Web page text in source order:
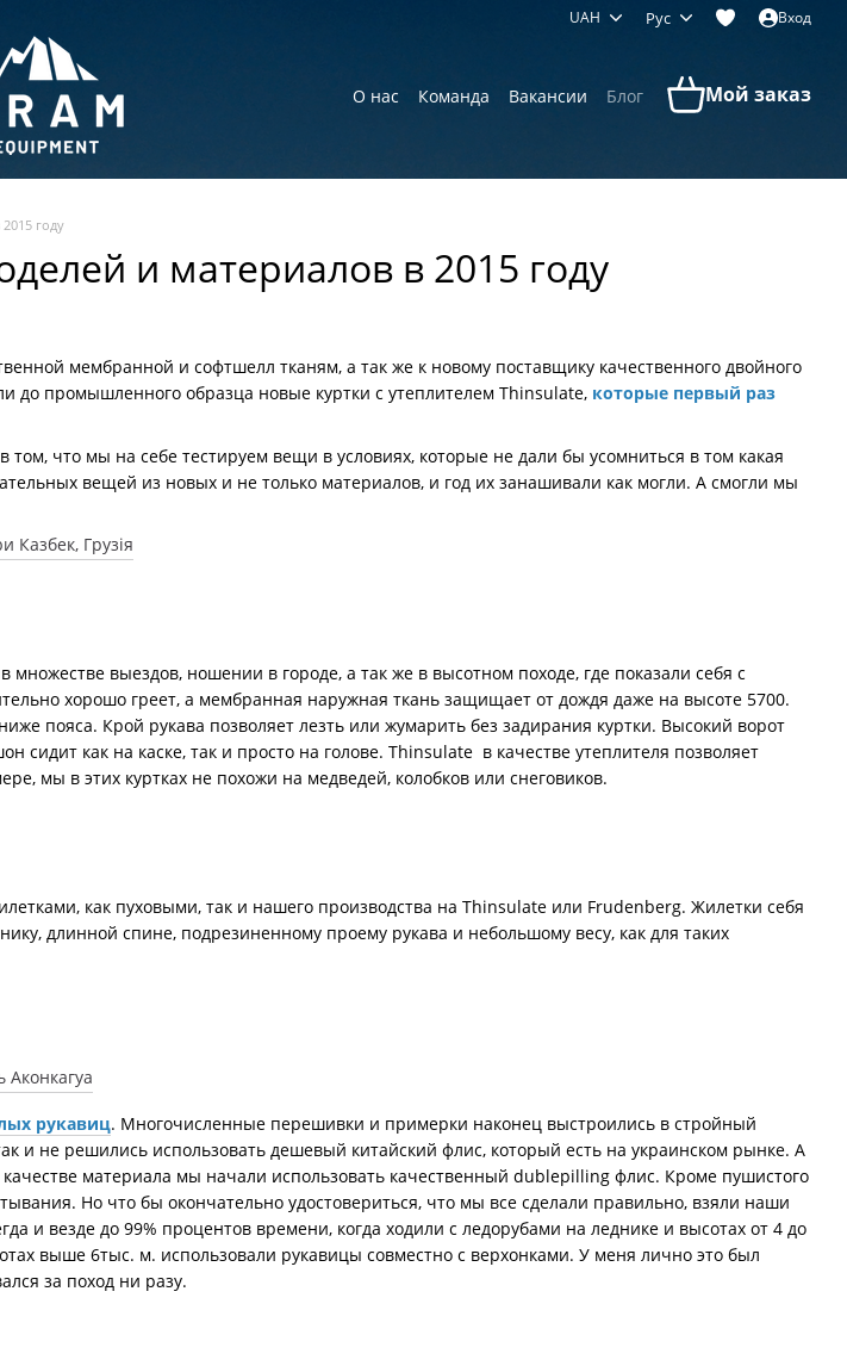
UAH Рус Вход
О нас Команда Вакансии Блог Мой заказ
году
и материалов в 2015 году
мембранной и софтшелл тканям, а так же к новому поставщику качественного двойного
до промышленного образца новые куртки с утеплителем Thinsulate, которые первый раз
что мы на себе тестируем вещи в условиях, которые не дали бы усомниться в том какая
вещей из новых и не только материалов, и год их занашивали как могли. А смогли мы
выездов, ношении в городе, а так же в высотном походе, где показали себя с
хорошо греет, а мембранная наружная ткань защищает от дождя даже на высоте 5700.
пояса. Крой рукава позволяет лезть или жумарить без задирания куртки. Высокий ворот
сидит как на каске, так и просто на голове. Thinsulate в качестве утеплителя позволяет
мы в этих куртках не похожи на медведей, колобков или снеговиков.
как пуховыми, так и нашего производства на Thinsulate или Frudenberg. Жилетки себя
длинной спине, подрезиненному проему рукава и небольшому весу, как для таких
рукавиц. Многочисленные перешивки и примерки наконец выстроились в стройный
и не решились использовать дешевый китайский флис, который есть на украинском рынке. А
материала мы начали использовать качественный dublepilling флис. Кроме пушистого
Но что бы окончательно удостовериться, что мы все сделали правильно, взяли наши
и везде до 99% процентов времени, когда ходили с ледорубами на леднике и высотах от 4 до
выше 6тыс. м. использовали рукавицы совместно с верхонками. У меня лично это был
за поход ни разу.